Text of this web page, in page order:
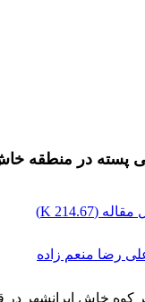
پسته در منطقه
مقاله (214.67 K
)
رضا منعم زاده